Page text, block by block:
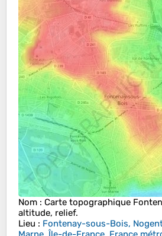
Nom : Carte topographique
altitude, relief.
Lieu : Fontenay-sous-Bois,